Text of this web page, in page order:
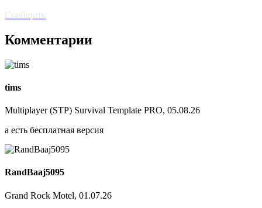
Сообщить
Комментарии
tims
Multiplayer (STP) Survival Template PRO, 05.08.26
а есть бесплатная версия
RandBaaj5095
Grand Rock Motel, 01.07.26